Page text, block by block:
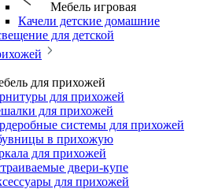
Мебель игровая
Качели детские домашние
для детской
для прихожей
для прихожей
для прихожей
системы для прихожей
в прихожую
для прихожей
двери-купе
для прихожей